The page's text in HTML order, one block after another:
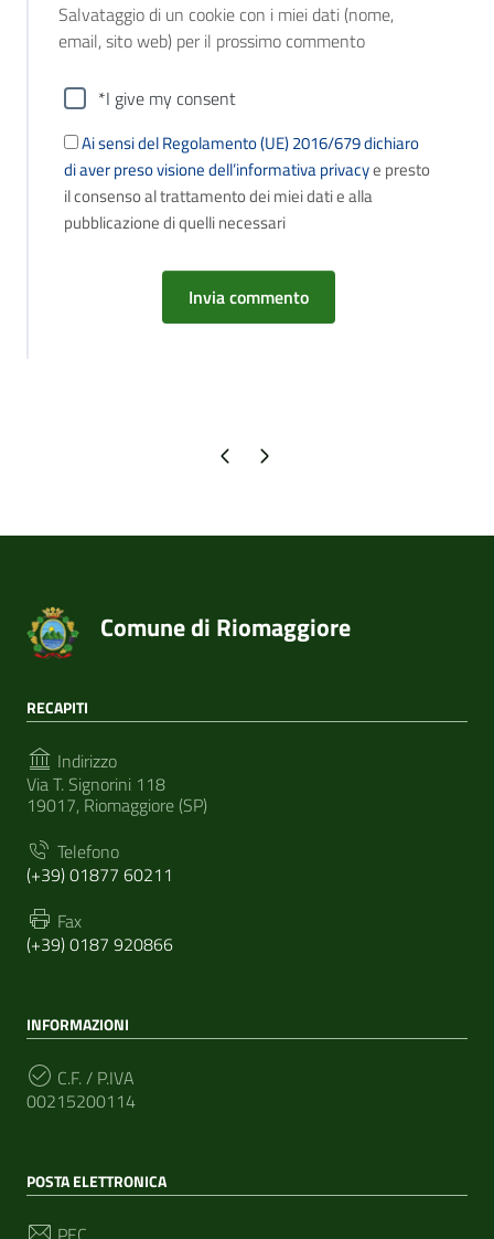
Salvataggio di un cookie con i miei dati (nome,
email, sito web) per il prossimo commento
*I give my consent
Ai sensi del Regolamento (UE) 2016/679 dichiaro
di aver preso visione dell’informativa privacye presto
il consenso al trattamento dei miei dati e alla
pubblicazione di quelli necessari
Pagina precedente
Pagina successiva
Comune di Riomaggiore
RECAPITI
Indirizzo
Via T. Signorini 118
19017, Riomaggiore (SP)
Telefono
(+39) 01877 60211
Fax
(+39) 0187 920866
INFORMAZIONI
C.F. / P.IVA
00215200114
POSTA ELETTRONICA